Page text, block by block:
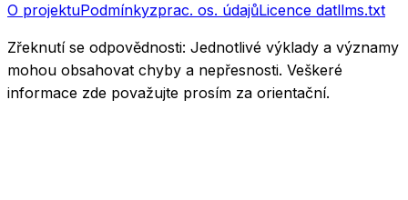
O projektuPodmínkyzprac. os. údajůLicence datllms.txt
Zřeknutí se odpovědnosti: Jednotlivé výklady a významy
mohou obsahovat chyby a nepřesnosti. Veškeré
informace zde považujte prosím za orientační.